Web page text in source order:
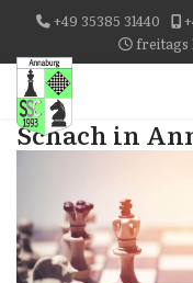
+49 35385 31440
freitags
Schach in